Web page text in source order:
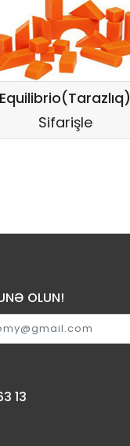
Equilibrio(Tarazlıq)
Sifarişle
OLUN!
13